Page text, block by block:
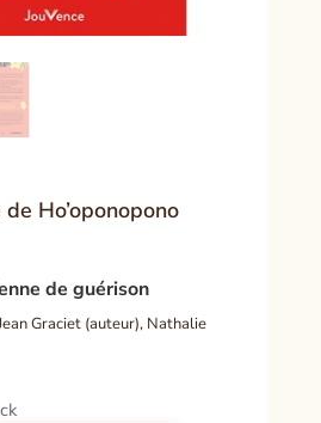
Ho’oponopono
de guérison
Graciet (auteur), Nathalie